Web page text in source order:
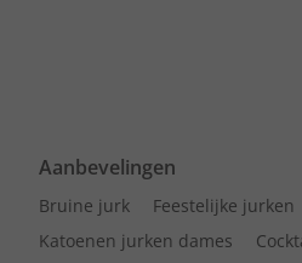
Aanbevelingen
Bruine jurk Feestelijke jurken
Katoenen jurken dames